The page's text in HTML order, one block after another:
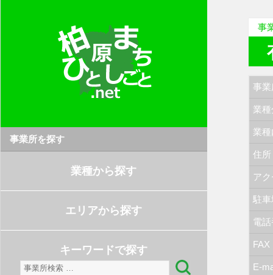
事業所を探す
業種から探す
エリアから探す
キーワードで探す
検
事
事業
業
業
住所
ア
駐車
電
FAX
E-